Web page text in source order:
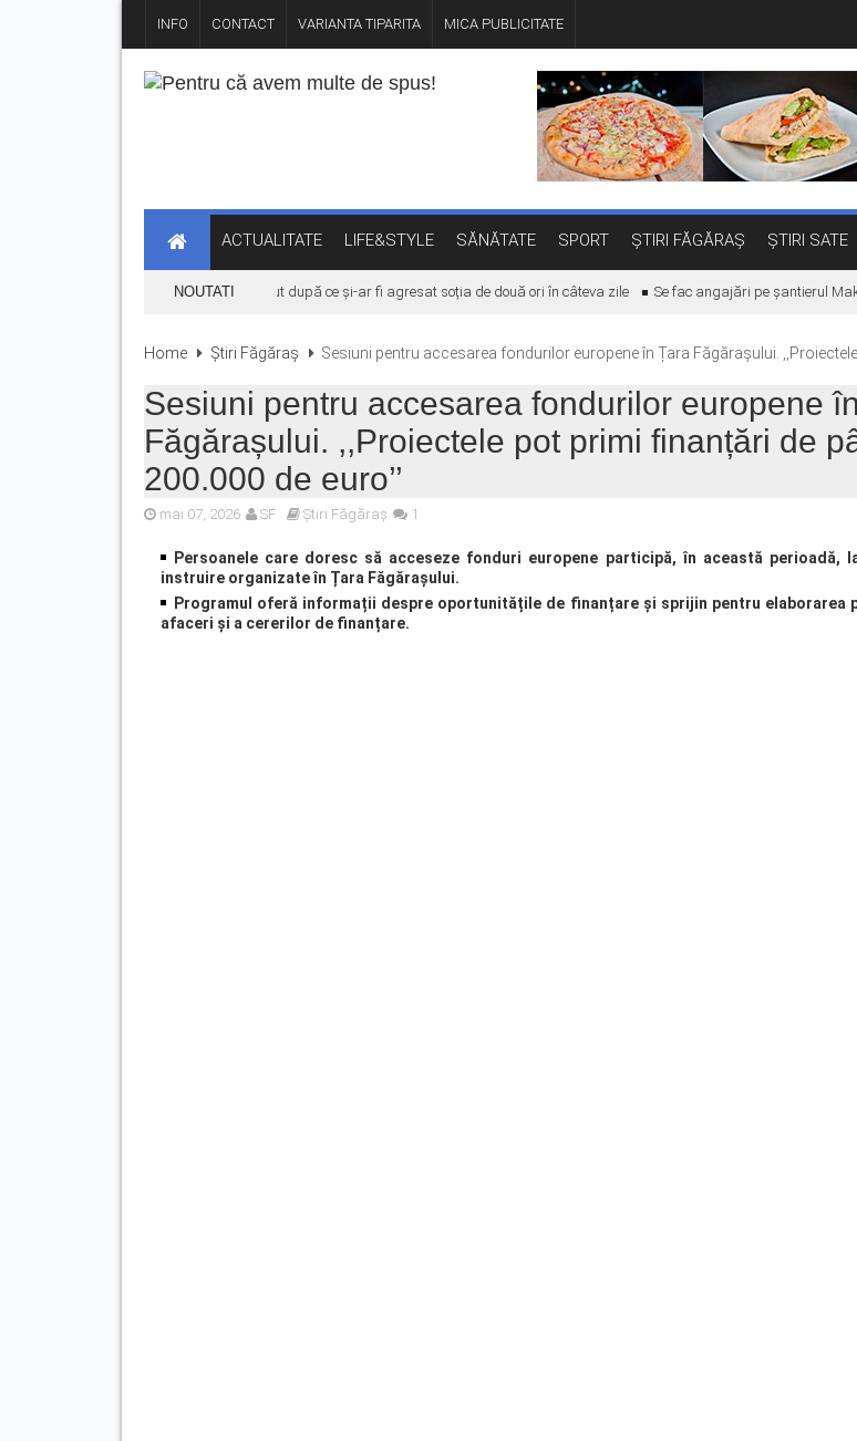
INFO CONTACT VARIANTA TIPARITA MICA PUBLICITATE
ACTUALITATE LIFE&STYLE SĂNĂTATE SPORT ȘTIRI FĂGĂRAȘ ȘTIRI SATE
NOUTATI
Bărbat din Victoria, reținut după ce și-ar fi agresat soția de două ori în câteva zile Se fac angajări pe șantierul Makyol
Home Știri Făgăraș Sesiuni pentru accesarea fondurilor europene în Țara Făgărașului.
Sesiuni pentru accesarea fondurilor europene
Făgărașului. ,,Proiectele pot primi finanțări de
200.000 de euro’’
mai 07, 2026 SF Știri Făgăraș 1
Persoanele care doresc să acceseze fonduri europene participă, în această perioadă,
instruire organizate în Țara Făgărașului.
Programul oferă informații despre oportunitățile de finanțare și sprijin pentru elaborarea
afaceri și a cererilor de finanțare.